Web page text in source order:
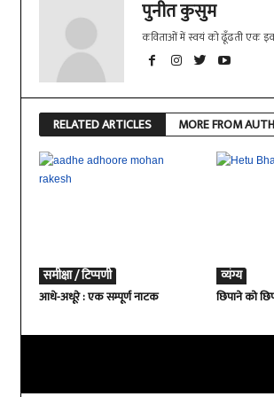
पुनीत कुसुम
कविताओं में स्वयं को ढूँढती एक
RELATED ARTICLES MORE FROM
समीक्षा / टिप्पणी
आधे-अधूरे : एक सम्पूर्ण नाटक
व्यंग्य
छिपाने को